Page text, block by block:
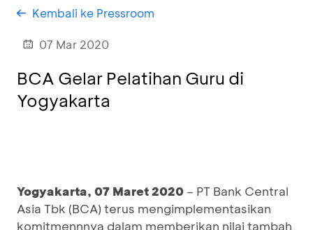
Kembali ke Pressroom
07 Mar 2020
BCA Gelar Pelatihan Guru di
Yogyakarta
Yogyakarta, 07 Maret 2020 – PT Bank Central
Asia Tbk (BCA) terus mengimplementasikan
komitmennnya dalam memberikan nilai tambah